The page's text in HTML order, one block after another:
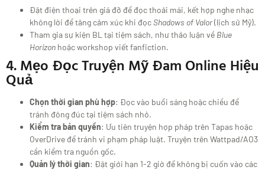
Đặt điện thoại trên giá đỡ để đọc thoải mái, kết hợp nghe nhạc
không lời để tăng cảm xúc khi đọcShadows of Valor(lịch sử Mỹ).
Tham gia sự kiện BL tại tiệm sách, như thảo luận về Blue
Horizon hoặc workshop viết fanfiction.
4. Mẹo Đọc Truyện Mỹ Đam Online Hiệu
Quả
Chọn thời gian phù hợp: Đọc vào buổi sáng hoặc chiều để
tránh đông đúc tại tiệm sách nhỏ.
Kiểm tra bản quyền: Ưu tiên truyện hợp pháp trên Tapas hoặc
OverDrive để tránh vi phạm pháp luật. Truyện trên Wattpad/AO3
cần kiểm tra nguồn gốc.
Quản lý thời gian: Đặt giới hạn 1-2 giờ để không bị cuốn vào các